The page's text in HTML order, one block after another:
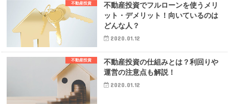
不動産投資
不動産投資でフルローンを使うメリ
ット・デメリット！向いているのは
どんな人？
2020.01.12
不動産投資
不動産投資の仕組みとは？利回りや
運営の注意点も解説！
2020.01.12